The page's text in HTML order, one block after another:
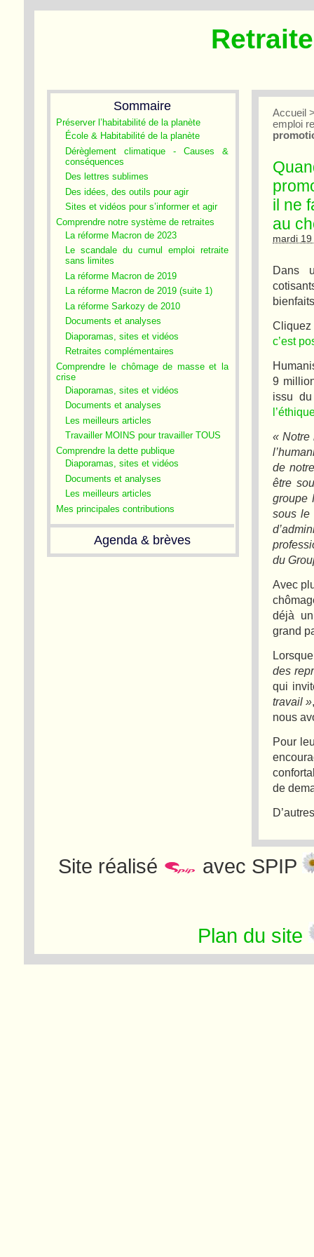
Sommaire
Préserver l’habitabilité de la planète
École & Habitabilité de la planète
Dérèglement climatique - Causes &
conséquences
Des lettres sublimes
Des idées, des outils pour agir
Sites et vidéos pour s’informer et agir
Comprendre notre système de retraites
La réforme Macron de 2023
Le scandale du cumul emploi retraite
sans limites
La réforme Macron de 2019
La réforme Macron de 2019 (suite 1)
La réforme Sarkozy de 2010
Documents et analyses
Diaporamas, sites et vidéos
Retraites complémentaires
Comprendre le chômage de masse et la
crise
Diaporamas, sites et vidéos
Documents et analyses
Les meilleurs articles
Travailler MOINS pour travailler TOUS
Comprendre la dette publique
Diaporamas, sites et vidéos
Documents et analyses
Les meilleurs articles
Mes principales contributions
Agenda & brèves
Accueil
emploi
il ne
au
mardi
Dans
c’est
9
issu
« Notre
de
être
groupe
sous le
du
Avec
déjà
grand
des
qui
travail »
nous
Pour
de
Site réalisé avec SPIP
Plan du site